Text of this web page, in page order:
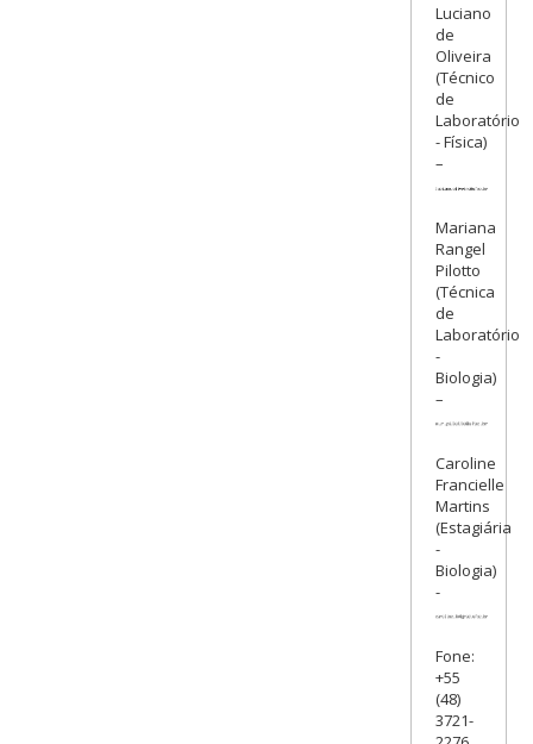
Luciano
de
Oliveira
(Técnico
de
Laboratório
- Física)
–
Mariana
Rangel
Pilotto
(Técnica
de
Laboratório
-
Biologia)
–
Caroline
Francielle
Martins
(Estagiária
-
Biologia)
-
Fone:
+55
(48)
3721-